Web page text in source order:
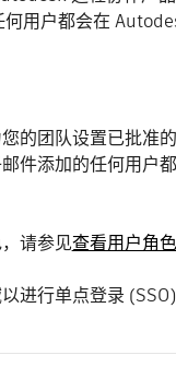
用户都会在
的团队设置已批准
件添加的任何用户
请参见查看用户角
进行单点登录